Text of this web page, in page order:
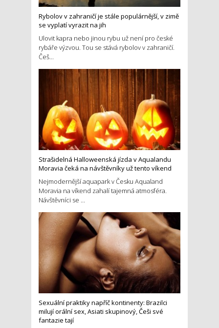
Rybolov v zahraničí je stále populárnější, v zimě
se vyplatí vyrazit na jih
Ulovit kapra nebo jinou rybu už není pro české
rybáře výzvou. Tou se stává rybolov v zahraničí.
Češ...
Strašidelná Halloweenská jízda v Aqualandu
Moravia čeká na návštěvníky už tento víkend
Nejmodernější aquapark v Česku Aqualand
Moravia na víkend zahalí tajemná atmosféra.
Návštěvníci se ...
Sexuální praktiky napříč kontinenty: Brazilci
milují orální sex, Asiati skupinový, Češi své
fantazie tají